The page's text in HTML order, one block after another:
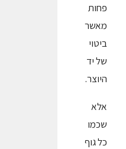
פחות
מאשר
ביטוי
של יד
היוצר.
אלא
שכמו
כל גוף